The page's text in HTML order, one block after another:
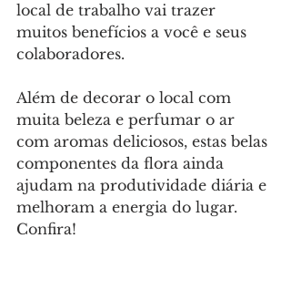
local de trabalho vai trazer
muitos benefícios a você e seus
colaboradores.
Além de decorar o local com
muita beleza e perfumar o ar
com aromas deliciosos, estas belas
componentes da flora ainda
ajudam na produtividade diária e
melhoram a energia do lugar.
Confira!